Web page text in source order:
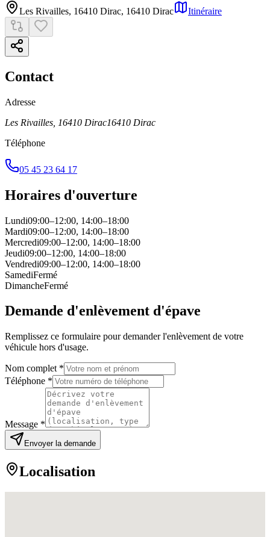
Les Rivailles, 16410 Dirac, 16410 Dirac Itinéraire
Contact
Adresse
Les Rivailles, 16410 Dirac16410 Dirac
Téléphone
05 45 23 64 17
Horaires d'ouverture
Lundi09:00–12:00, 14:00–18:00
Mardi09:00–12:00, 14:00–18:00
Mercredi09:00–12:00, 14:00–18:00
Jeudi09:00–12:00, 14:00–18:00
Vendredi09:00–12:00, 14:00–18:00
SamediFermé
DimancheFermé
Demande d'enlèvement d'épave
Remplissez ce formulaire pour demander l'enlèvement de votre
véhicule hors d'usage.
Nom complet *
Téléphone *
Message *
Envoyer la demande
Localisation